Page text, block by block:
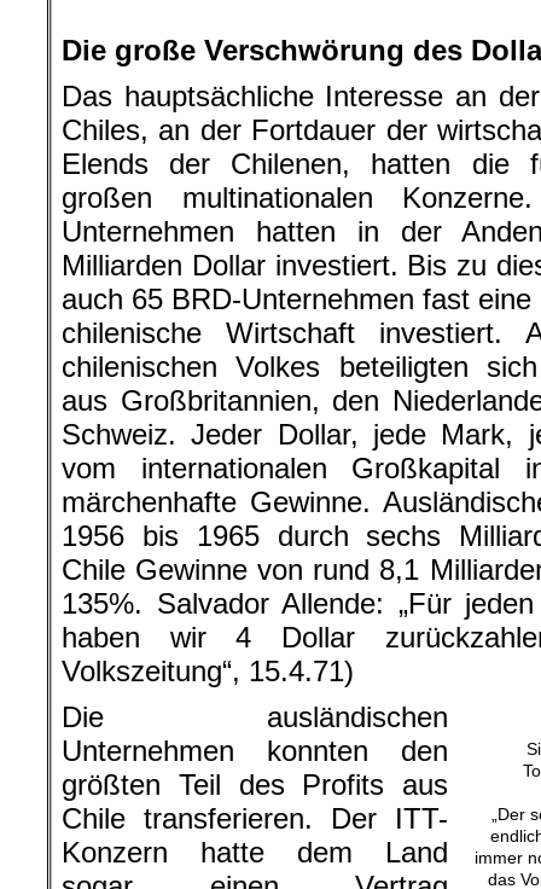
Die große Verschwörung des
Das hauptsächliche Interesse an
Chiles, an der Fortdauer der
Elends der Chilenen, hatten die
großen multinationalen
Unternehmen hatten in der
Milliarden Dollar investiert. Bis zu
auch 65 BRD-Unternehmen fast
chilenische Wirtschaft investiert.
chilenischen Volkes beteiligten
aus Großbritannien, den
Schweiz. Jeder Dollar, jede Mark,
vom internationalen Großkapital
märchenhafte Gewinne.
1956 bis 1965 durch sechs
Chile Gewinne von rund 8,1
135%. Salvador Allende: „Für
haben wir 4 Dollar
Volkszeitung“, 15.4.71)
„Der
immer
das
Die ausländischen
Unternehmen konnten den
größten Teil des Profits aus
Chile transferieren. Der ITT-
Konzern hatte dem Land